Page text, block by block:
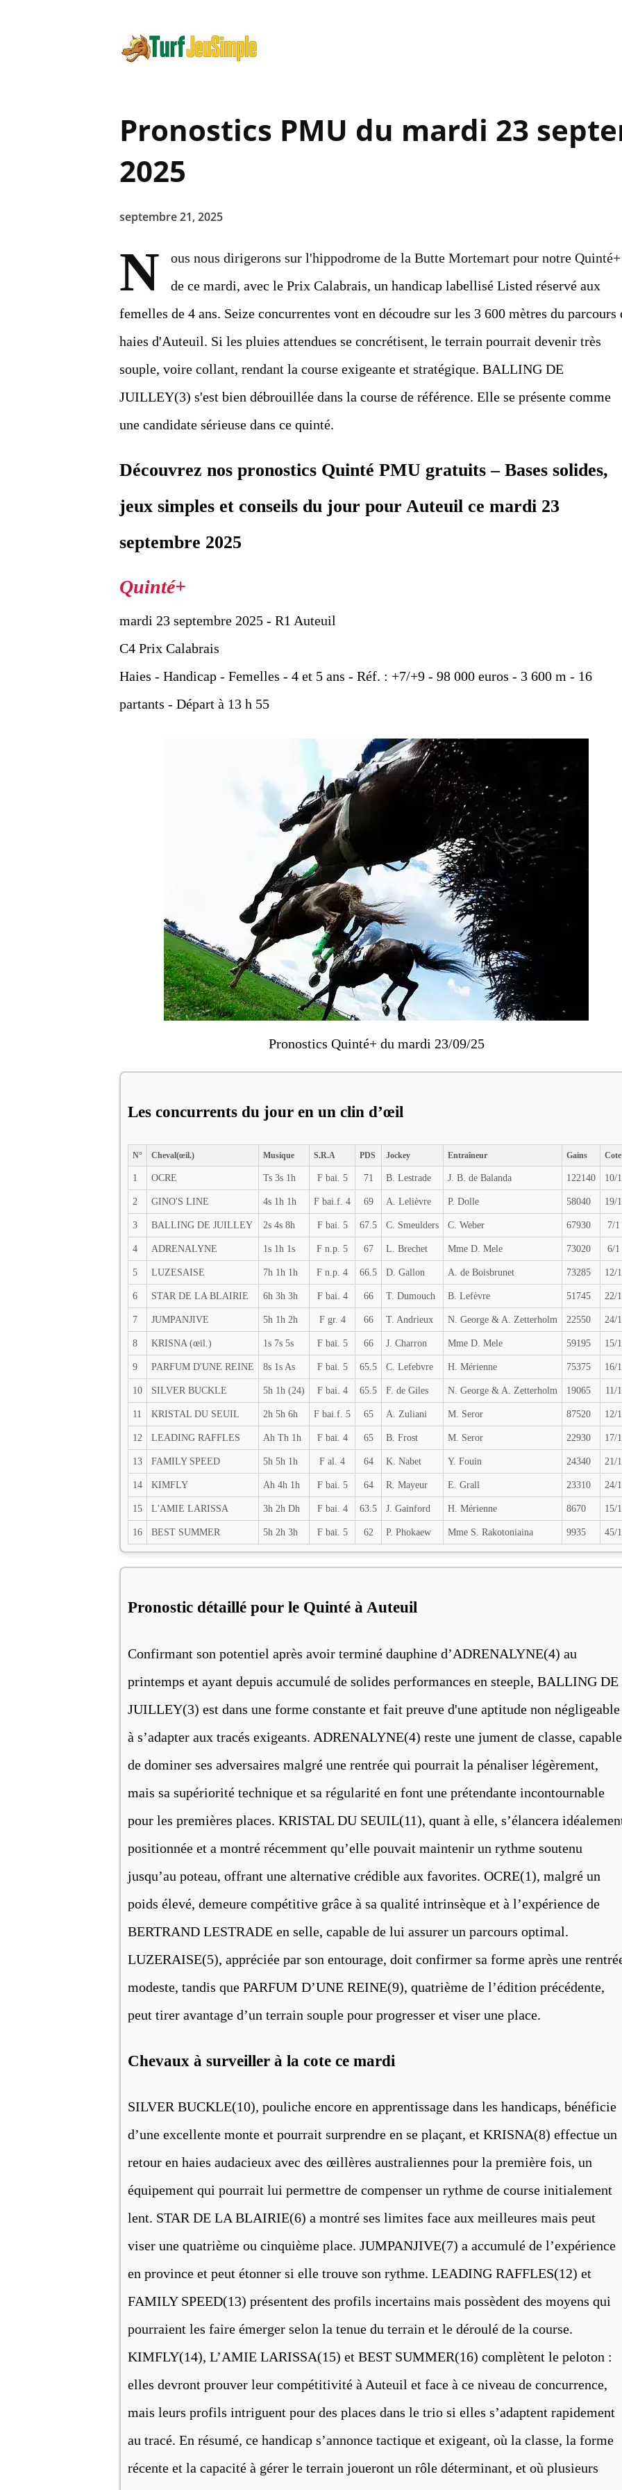
Pronostics PMU du mardi 23
2025
septembre 21, 2025
N
ous nous dirigerons sur l'hippodrome de la Butte Mortemart pour notre Quinté+
de ce mardi, avec le Prix Calabrais, un handicap labellisé Listed réservé aux
femelles de 4 ans. Seize concurrentes vont en découdre sur les 3 600 mètres du parcours
haies d'Auteuil. Si les pluies attendues se concrétisent, le terrain pourrait devenir très
souple, voire collant, rendant la course exigeante et stratégique. BALLING DE
JUILLEY(3) s'est bien débrouillée dans la course de référence. Elle se présente comme
une candidate sérieuse dans ce quinté.
Découvrez nos pronostics Quinté PMU gratuits – Bases solides,
jeux simples et conseils du jour pour Auteuil ce mardi 23
septembre 2025
mardi 23 septembre 2025 - R1 Auteuil
C4 Prix Calabrais
Haies - Handicap - Femelles - 4 et 5 ans - Réf. : +7/+9 - 98 000 euros - 3 600 m - 16
partants - Départ à 13 h 55
Pronostics Quinté+ du mardi 23/09/25
Les concurrents du jour en un clin d’œil
N° Cheval(œil.) Musique S.R.A PDS Jockey Entraîneur Gains Cote
1 OCRE Ts 3s 1h F bai. 5 71 B. Lestrade J. B. de Balanda 122140 10/1
2 GINO'S LINE 4s 1h 1h F bai.f. 4 69 A. Lelièvre P. Dolle 58040 19/1
3 BALLING DE JUILLEY 2s 4s 8h F bai. 5 67.5 C. Smeulders C. Weber 67930 7/1
4 ADRENALYNE 1s 1h 1s F n.p. 5 67 L. Brechet Mme D. Mele 73020 6/1
5 LUZESAISE 7h 1h 1h F n.p. 4 66.5 D. Gallon A. de Boisbrunet 73285 12/1
6 STAR DE LA BLAIRIE 6h 3h 3h F bai. 4 66 T. Dumouch B. Lefèvre 51745 22/1
7 JUMPANJIVE 5h 1h 2h F gr. 4 66 T. Andrieux N. George & A. Zetterholm 22550 24/1
8 KRISNA (œil.) 1s 7s 5s F bai. 5 66 J. Charron Mme D. Mele 59195 15/1
9 PARFUM D'UNE REINE 8s 1s As F bai. 5 65.5 C. Lefebvre H. Mérienne 75375 16/1
10 SILVER BUCKLE 5h 1h (24) F bai. 4 65.5 F. de Giles N. George & A. Zetterholm 19065 11/1
11 KRISTAL DU SEUIL 2h 5h 6h F bai.f. 5 65 A. Zuliani M. Seror 87520 12/1
12 LEADING RAFFLES Ah Th 1h F bai. 4 65 B. Frost M. Seror 22930 17/1
13 FAMILY SPEED 5h 5h 1h F al. 4 64 K. Nabet Y. Fouin 24340 21/1
14 KIMFLY Ah 4h 1h F bai. 5 64 R. Mayeur E. Grall 23310 24/1
15 L'AMIE LARISSA 3h 2h Dh F bai. 4 63.5 J. Gainford H. Mérienne 8670 15/1
16 BEST SUMMER 5h 2h 3h F bai. 5 62 P. Phokaew Mme S. Rakotoniaina 9935 45/1
Pronostic détaillé pour le Quinté à Auteuil
Confirmant son potentiel après avoir terminé dauphine d’ADRENALYNE(4) au
printemps et ayant depuis accumulé de solides performances en steeple, BALLING DE
JUILLEY(3) est dans une forme constante et fait preuve d'une aptitude non négligeable
à s’adapter aux tracés exigeants. ADRENALYNE(4) reste une jument de classe, capable
de dominer ses adversaires malgré une rentrée qui pourrait la pénaliser légèrement,
mais sa supériorité technique et sa régularité en font une prétendante incontournable
pour les premières places. KRISTAL DU SEUIL(11), quant à elle, s’élancera
positionnée et a montré récemment qu’elle pouvait maintenir un rythme soutenu
jusqu’au poteau, offrant une alternative crédible aux favorites. OCRE(1), malgré un
poids élevé, demeure compétitive grâce à sa qualité intrinsèque et à l’expérience de
BERTRAND LESTRADE en selle, capable de lui assurer un parcours optimal.
LUZERAISE(5), appréciée par son entourage, doit confirmer sa forme après une
modeste, tandis que PARFUM D’UNE REINE(9), quatrième de l’édition précédente,
peut tirer avantage d’un terrain souple pour progresser et viser une place.
Chevaux à surveiller à la cote ce mardi
SILVER BUCKLE(10), pouliche encore en apprentissage dans les handicaps, bénéficie
d’une excellente monte et pourrait surprendre en se plaçant, et KRISNA(8) effectue un
retour en haies audacieux avec des œillères australiennes pour la première fois, un
équipement qui pourrait lui permettre de compenser un rythme de course initialement
lent. STAR DE LA BLAIRIE(6) a montré ses limites face aux meilleures mais peut
viser une quatrième ou cinquième place. JUMPANJIVE(7) a accumulé de l’expérience
en province et peut étonner si elle trouve son rythme. LEADING RAFFLES(12) et
FAMILY SPEED(13) présentent des profils incertains mais possèdent des moyens qui
pourraient les faire émerger selon la tenue du terrain et le déroulé de la course.
KIMFLY(14), L’AMIE LARISSA(15) et BEST SUMMER(16) complètent le peloton :
elles devront prouver leur compétitivité à Auteuil et face à ce niveau de concurrence,
mais leurs profils intriguent pour des places dans le trio si elles s’adaptent rapidement
au tracé. En résumé, ce handicap s’annonce tactique et exigeant, où la classe, la forme
récente et la capacité à gérer le terrain joueront un rôle déterminant, et où plusieurs